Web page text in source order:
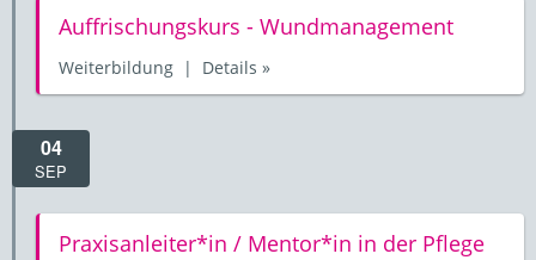
Auffrischungskurs - Wundmanagement
Weiterbildung | Details »
04
SEP
Praxisanleiter*in / Mentor*in in der Pflege